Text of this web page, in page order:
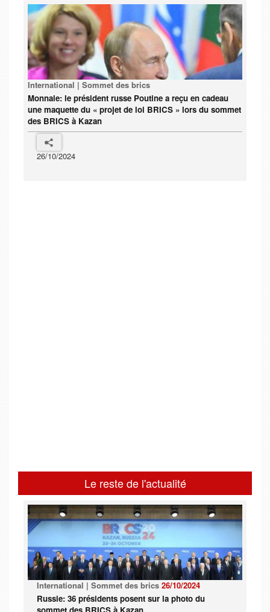
International | Sommet des brics
Monnaie: le président russe Poutine a reçu en cadeau
une maquette du « projet de loi BRICS » lors du sommet
des BRICS à Kazan
26/10/2024
Le reste de l'actualité
International | Sommet des brics 26/10/2024
Russie: 36 présidents posent sur la photo du